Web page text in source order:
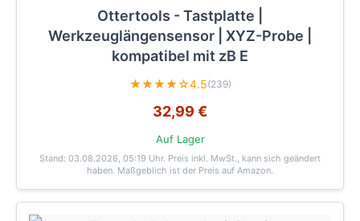
Ottertools - Tastplatte |
Werkzeuglängensensor | XYZ-Probe |
kompatibel mit zB E
★★★★☆4.5(239)
32,99 €
Auf Lager
Stand: 03.08.2026, 05:19 Uhr. Preis inkl. MwSt., kann sich geändert
haben. Maßgeblich ist der Preis auf Amazon.